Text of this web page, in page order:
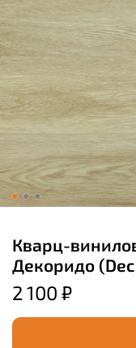
Кварц-
Декоридо
2 100 ₽